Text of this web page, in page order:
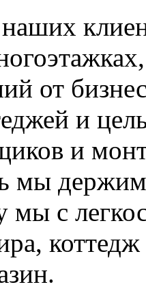
от
и
и
мы
мы с